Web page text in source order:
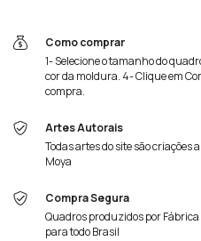
Como comprar
1- Selecione o tamanho do
cor da moldura. 4- Clique em
compra.
Artes Autorais
Todas artes do site são
Moya
Compra Segura
Quadros produzidos por
para todo Brasil